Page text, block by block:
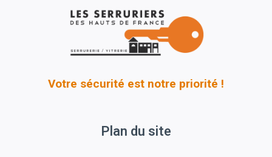
Votre sécurité est notre priorité !
Plan du site